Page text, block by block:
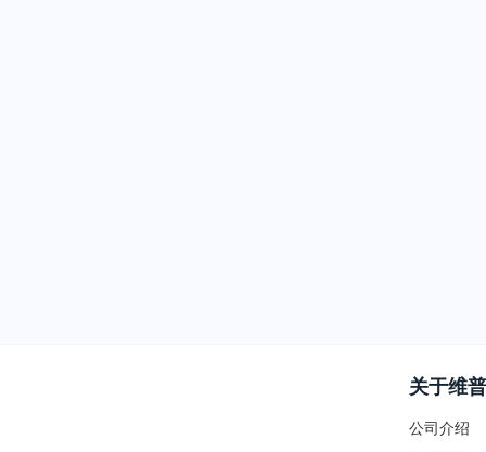
关于维普
公司介绍